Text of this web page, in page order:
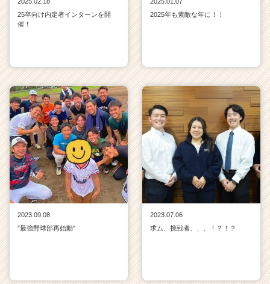
25卒向け内定者インターンを開
催！
2025年も素敵な年に！！
2023.09.08
″最強野球部再始動"
2023.07.06
求ム、挑戦者、、、！？！？